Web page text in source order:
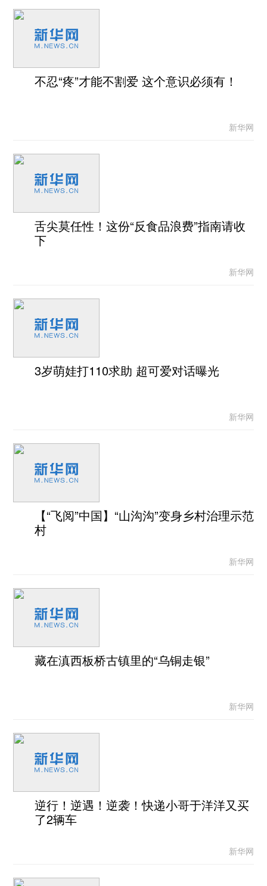
不忍“疼”才能不割爱 这个意识必须有！
新华网
舌尖莫任性！这份“反食品浪费”指南请收
下
新华网
3岁萌娃打110求助 超可爱对话曝光
新华网
【“飞阅”中国】“山沟沟”变身乡村治理示范
村
新华网
藏在滇西板桥古镇里的“乌铜走银”
新华网
逆行！逆遇！逆袭！快递小哥于洋洋又买
了2辆车
新华网